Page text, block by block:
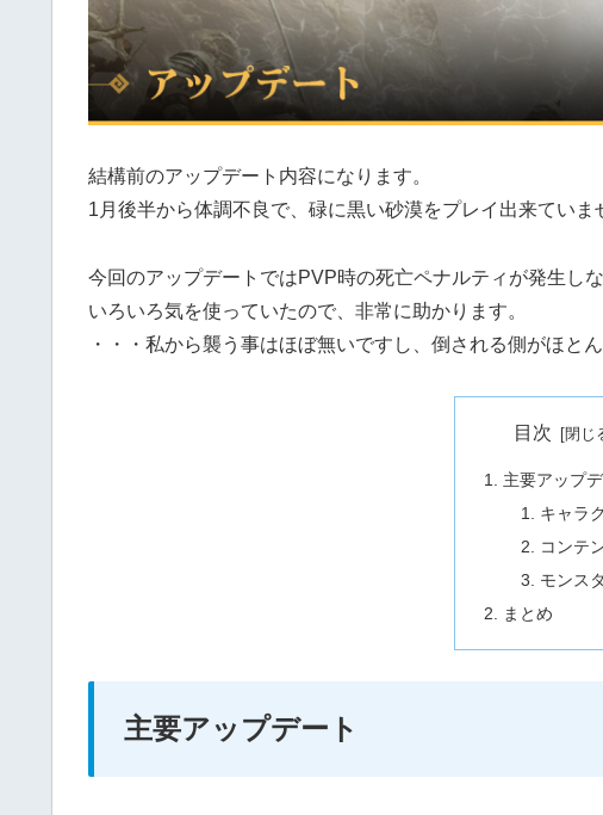
結構前のアップデート内容になります。
1月後半から体調不良で、碌に黒い砂漠をプレイ出来ていま
今回のアップデートではPVP時の死亡ペナルティが発生しな
いろいろ気を使っていたので、非常に助かります。
・・・私から襲う事はほぼ無いですし、倒される側がほと
目次
主要アップ
キャラ
コンテ
モンス
まとめ
主要アップデート